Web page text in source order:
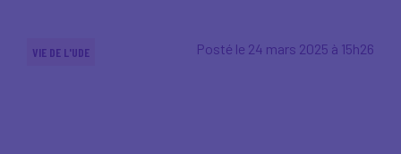
VIE DE L'UDE Posté le 24 mars 2025 à 15h26